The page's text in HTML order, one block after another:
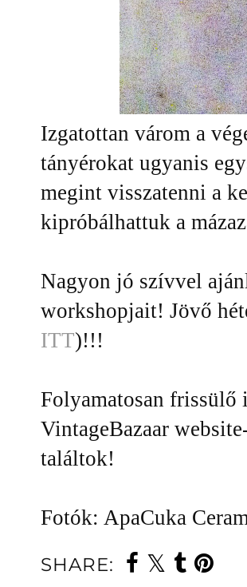
Izgatottan várom a
tányérokat ugyanis
megint visszatenni a
kipróbálhattuk a
Nagyon jó szívvel
workshopjait! Jövő
ITT)!!!
Folyamatosan
VintageBazaar
találtok!
Fotók: ApaCuka
SHARE: